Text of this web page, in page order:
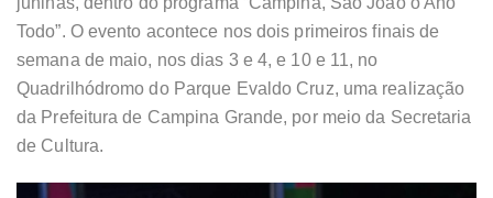
Todo”. O evento acontece nos dois primeiros finais de
semana de maio, nos dias 3 e 4, e 10 e 11, no
Quadrilhódromo do Parque Evaldo Cruz, uma realização
da Prefeitura de Campina Grande, por meio da Secretaria
de Cultura.